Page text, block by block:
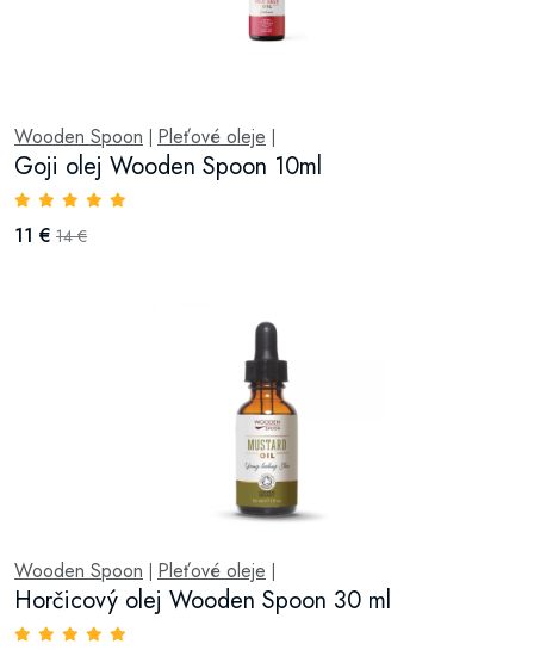
Wooden Spoon Pleťové oleje
Goji olej Wooden Spoon 10ml
11 € 14 €
Wooden Spoon Pleťové oleje
Horčicový olej Wooden Spoon 30 ml